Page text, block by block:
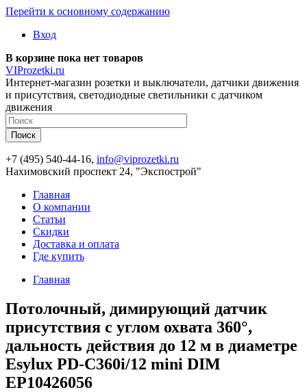
Перейти к основному содержанию
Вход
В корзине пока нет товаров
VIProzetki.ru
Интернет-магазин розетки и выключатели, датчики движения
и присутствия, светодиодные светильники с датчиком
движения
+7 (495) 540-44-16, info@viprozetki.ru
Нахимовский проспект 24, "Экспострой"
Главная
О компании
Статьи
Скидки
Доставка и оплата
Где купить
Главная
Потолочный, димирующий датчик
присутствия с углом охвата 360°,
дальность действия до 12 м в диаметре
Esylux PD-C360i/12 mini DIM
EP10426056